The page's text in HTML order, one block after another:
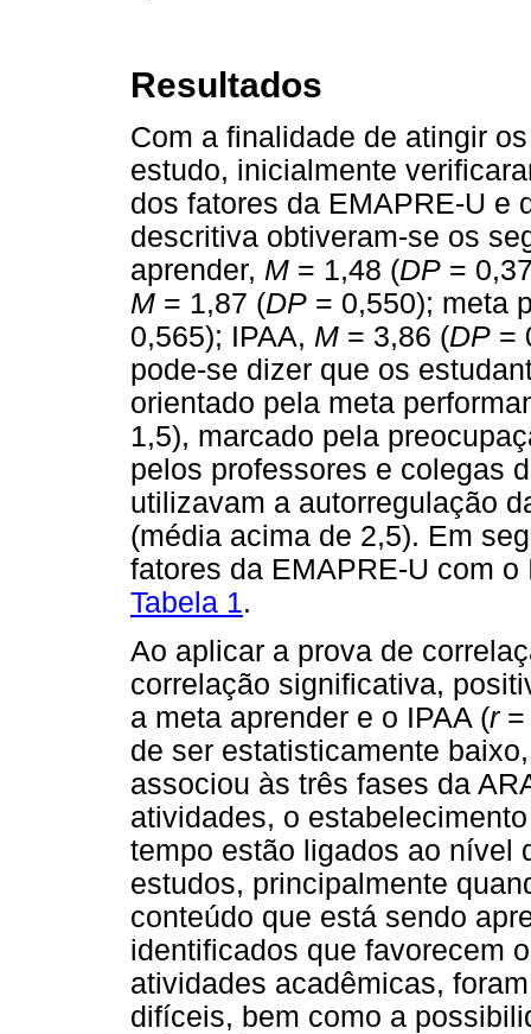
Resultados
Com a finalidade de atingir
estudo, inicialmente
dos fatores da EMAPRE-U e
descritiva obtiveram-se os
aprender, M = 1,48 (DP =
M = 1,87 (DP = 0,550); meta
0,565); IPAA, M = 3,86 (DP =
pode-se dizer que os
orientado pela meta
1,5), marcado pela
pelos professores e colegas
utilizavam a autorregulação
(média acima de 2,5). Em
fatores da EMAPRE-U com
Tabela 1.
Ao aplicar a prova de
correlação significativa,
a meta aprender e o IPAA (r
de ser estatisticamente
associou às três fases da
atividades, o
tempo estão ligados ao nível
estudos, principalmente
conteúdo que está sendo
identificados que favorecem
atividades acadêmicas,
difíceis, bem como a